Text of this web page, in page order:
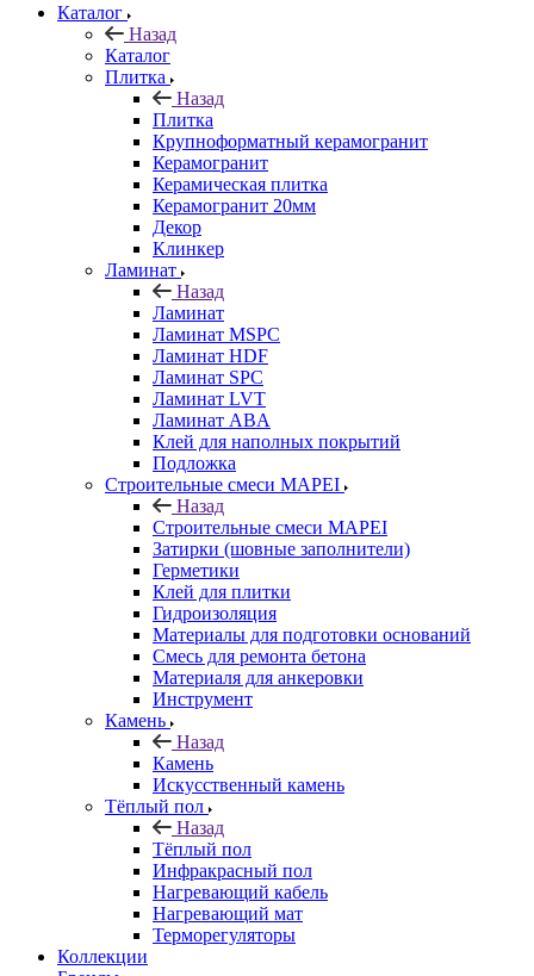
Каталог
Назад
Каталог
Плитка
Назад
Плитка
Крупноформатный керамогранит
Керамогранит
Керамическая плитка
Керамогранит 20мм
Декор
Клинкер
Ламинат
Назад
Ламинат
Ламинат MSPC
Ламинат HDF
Ламинат SPC
Ламинат LVT
Ламинат ABA
Клей для наполных покрытий
Подложка
Строительные смеси MAPEI
Назад
Строительные смеси MAPEI
Затирки (шовные заполнители)
Герметики
Клей для плитки
Гидроизоляция
Материалы для подготовки оснований
Смесь для ремонта бетона
Материаля для анкеровки
Инструмент
Камень
Назад
Камень
Искусственный камень
Тёплый пол
Назад
Тёплый пол
Инфракрасный пол
Нагревающий кабель
Нагревающий мат
Терморегуляторы
Коллекции